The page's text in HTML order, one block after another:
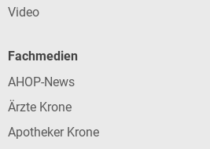
Video
Fachmedien
AHOP-News
Ärzte Krone
Apotheker Krone